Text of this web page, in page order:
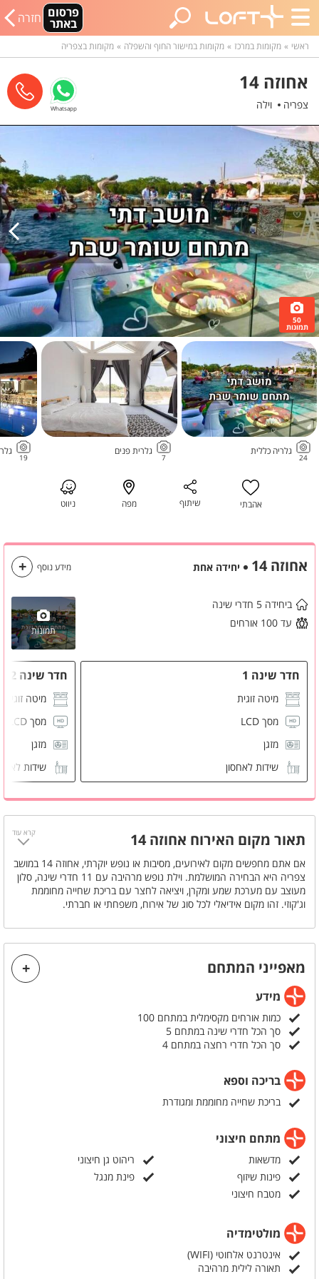
פרסום
באתר חזרה
ראשי מקומות במרכז מקומות במישור החוף והשפלה מקומות בצפריה
אחוזה 14
צפריה וילה Whatsapp
50
תמונות
24
גלריה כללית
7
גלרית פנים
19
אהבתי שיתוף מפה ניווט
אחוזה 14 יחידה אחת
תמונות
ביחידה 5 חדרי שינה
עד 100 אורחים
חדר שינה 1
מיטה זוגית
מסך LCD
מזגן
שידות לאחסון
חדר שינה 2
מיטה זוגית
מסך LCD
מזגן
שידות
מידע נוסף
תאור מקום האירוח אחוזה 14
אם אתם מחפשים מקום לאירועים, מסיבות או נופש יוקרתי, אחוזה 14 במושב
צפריה היא הבחירה המושלמת. וילת נופש מרהיבה עם 11 חדרי שינה, סלון
מעוצב עם מערכת שמע ומקרן, ויציאה לחצר עם בריכת שחייה מחוממת
וג'קוזי. זהו מקום אידיאלי לכל סוג של אירוח, משפחתי או חברתי.
חדרי שינה
קרא עוד
מאפייני המתחם
מידע
כמות אורחים מקסימלית במתחם 100
סך הכל חדרי שינה במתחם 5
סך הכל חדרי רחצה במתחם 4
בריכה וספא
בריכת שחייה מחוממת ומגודרת
מתחם חיצוני
מדשאות
ריהוט גן חיצוני
פינות שיזוף
פינת מנגל
מטבח חיצוני
מולטימדיה
אינטרנט אלחוטי (WIFI)
תאורה לילית מרהיבה